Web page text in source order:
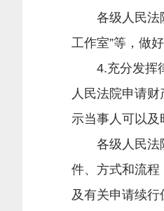
各级人民法院
工作室”等，做
4.充分发挥律
人民法院申请
示当事人可以及
各级人民法院
件、方式和流程
及有关申请续行